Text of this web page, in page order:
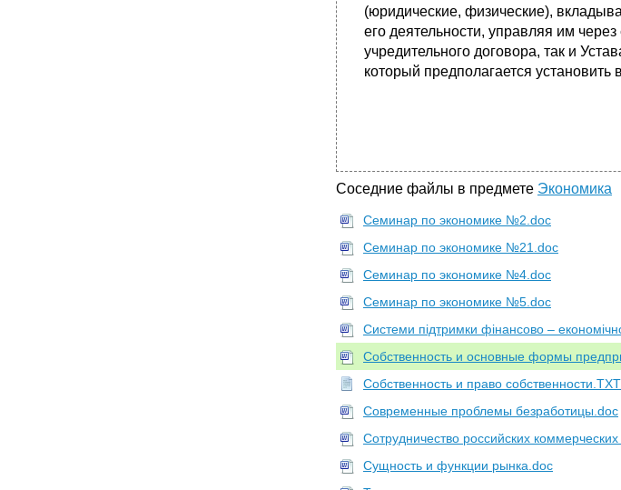
(юридические, физические),
его деятельности, управляя им
учредительного договора, так и
который предполагается
Соседние файлы в предмете Экономика
Семинар по экономике №2.doc
Семинар по экономике №21.doc
Семинар по экономике №4.doc
Семинар по экономике №5.doc
Системи підтримки фінансово –
Собственность и основные формы
Собственность и право собственности.TXT
Современные проблемы безработицы.doc
Сотрудничество российских
Сущность и функции рынка.doc